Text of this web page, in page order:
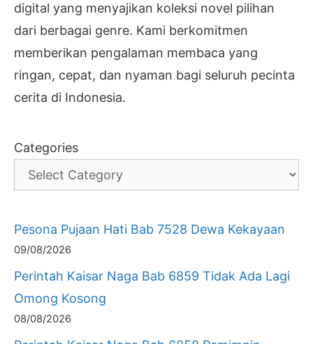
digital yang menyajikan koleksi novel pilihan
dari berbagai genre. Kami berkomitmen
memberikan pengalaman membaca yang
ringan, cepat, dan nyaman bagi seluruh pecinta
cerita di Indonesia.
Categories
Pesona Pujaan Hati Bab 7528 Dewa Kekayaan
09/08/2026
Perintah Kaisar Naga Bab 6859 Tidak Ada Lagi
Omong Kosong
08/08/2026